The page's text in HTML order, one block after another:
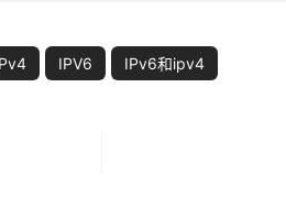
IPV6 IPv6和ipv4